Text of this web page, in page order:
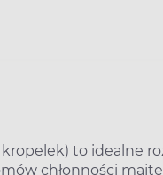
kropelek) to idealne
chłonności